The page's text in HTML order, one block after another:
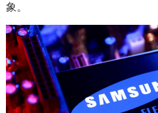
象。